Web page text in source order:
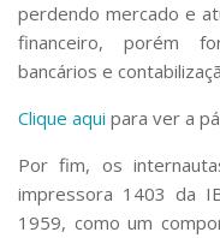
perdendo mercado e
financeiro, porém
bancários e
Clique aqui para ver a
Por fim, os
impressora 1403 da
1959, como um